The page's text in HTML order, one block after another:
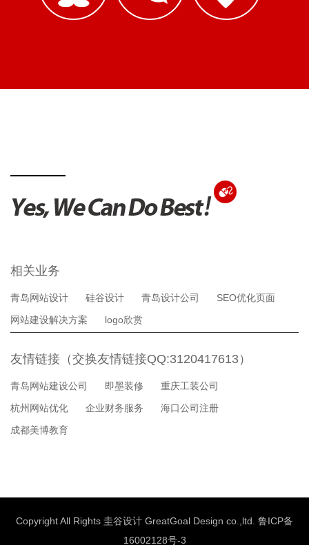
相关业务
青岛网站设计 硅谷设计 青岛设计公司
SEO优化页面
网站建设解决方案
logo欣赏
友情链接（交换友情链接QQ:3120417613）
青岛网站建设公司 即墨装修
重庆工装公司
杭州网站优化
企业财务服务
海口公司注册
成都美博教育
Copyright All Rights 圭谷设计 GreatGoal Design co.,ltd. 鲁ICP备
16002128号-3